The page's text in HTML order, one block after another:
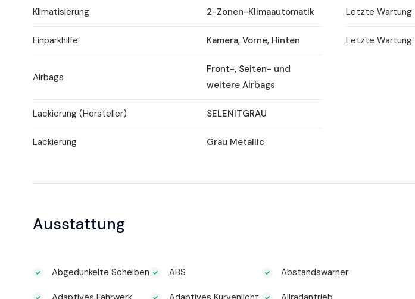
Klimatisierung 2-Zonen-Klimaautomatik
Einparkhilfe Kamera, Vorne, Hinten
Airbags
Front-, Seiten- und
weitere Airbags
Lackierung (Hersteller) SELENITGRAU
Lackierung Grau Metallic
Letzte Wartung
Letzte Wartung
Ausstattung
Abgedunkelte Scheiben ABS Abstandswarner